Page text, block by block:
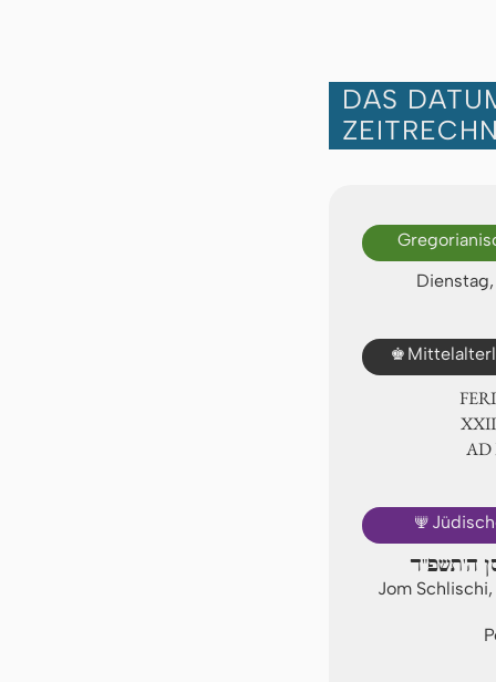
DAS
♚
🕎
ה'תשפ"ד
Jom